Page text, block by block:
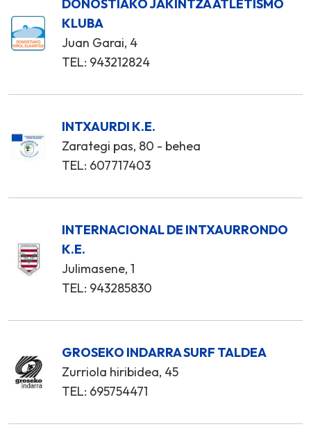
DONOSTIAKO JAKINTZA ATLETISMO
KLUBA
Juan Garai, 4
TEL: 943212824
INTXAURDI K.E.
Zarategi pas, 80 - behea
TEL: 607717403
INTERNACIONAL DE INTXAURRONDO
K.E.
Julimasene, 1
TEL: 943285830
GROSEKO INDARRA SURF TALDEA
Zurriola hiribidea, 45
TEL: 695754471